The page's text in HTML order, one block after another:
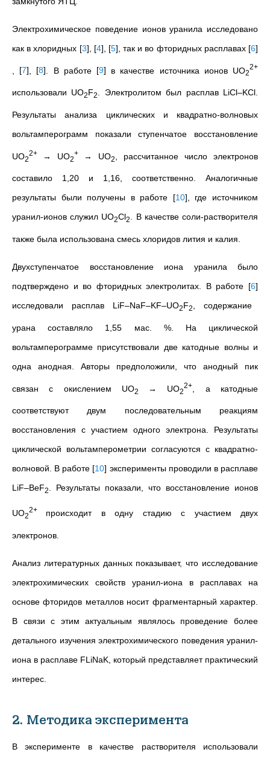
Электрохимическое поведение ионов уранила исследовано
как в хлоридных [3] [4] [5] , так и во фторидных расплавах [6]
[7] [8] . В работе [9] в качестве источника ионов UO2
2+
использовали UO2F2 . Электролитом был расплав LiCl–KCl.
Результаты анализа циклических и квадратно-волновых
вольтамперограмм показали ступенчатое восстановление
UO2
2+ → UO2
+ → UO2 , рассчитанное число электронов
составило 1,20 и 1,16, соответственно. Аналогичные
результаты были получены в работе [10], где источником
уранил-ионов служил UO2Cl2. В качестве соли-растворителя
также была использована смесь хлоридов лития и калия.
Двухступенчатое восстановление иона уранила было
подтверждено и во фторидных электролитах. В работе [6]
исследовали расплав LiF–NaF–KF–UO2F2, содержание
урана составляло 1,55 мас. %. На циклической
вольтамперограмме присутствовали две катодные волны и
одна анодная. Авторы предположили, что анодный пик
связан с окислением UO2 → UO2
2+ , а катодные
соответствуют двум последовательным реакциям
восстановления с участием одного электрона. Результаты
циклической вольтамперометрии согласуются с квадратно-
волновой. В работе [10] эксперименты проводили в расплаве
LiF–BeF2. Результаты показали, что восстановление ионов
UO2
2+ происходит в одну стадию с участием двух
электронов.
Анализ литературных данных показывает, что исследование
электрохимических свойств уранил-иона в расплавах на
основе фторидов металлов носит фрагментарный характер.
В связи с этим актуальным являлось проведение более
детального изучения электрохимического поведения уранил-
иона в расплаве FLiNaK, который представляет практический
интерес.
2. Методика эксперимента
В эксперименте в качестве растворителя использовали